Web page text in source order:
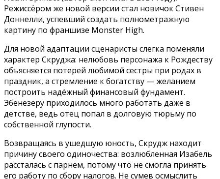
Режиссёром же новой версии стал новичок Стивен
Доннелли, успевший создать полнометражную
картину по франшизе Monster High.
Для новой адаптации сценаристы слегка поменяли
характер Скруджа: нелюбовь персонажа к Рождеству
объясняется потерей любимой сестры при родах в
праздник, а стремление к богатству — желанием
построить надёжный финансовый фундамент.
Эбенезеру приходилось много работать даже в
детстве, ведь отец попал в долговую тюрьму по
собственной глупости.
Возвращаясь в ушедшую юность, Скрудж находит
причину своего одиночества: возлюбленная Изабель
рассталась с парнем, потому что не смогла принять
его работу по сбору налогов. Не сумев осмыслить